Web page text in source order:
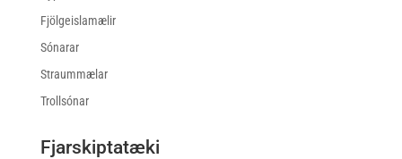
Fjölgeislamælir
Sónarar
Straummælar
Trollsónar
Fjarskiptatæki